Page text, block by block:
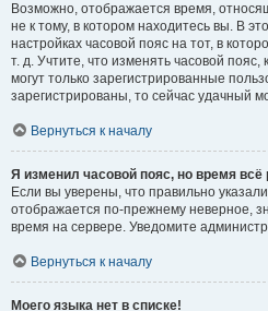
Возможно, отображается время,
не к тому, в котором находитесь вы. В
настройках часовой пояс на тот, в
т. д. Учтите, что изменять часовой пояс,
могут только зарегистрированные
зарегистрированы, то сейчас удачный
Вернуться к началу
Я изменил часовой пояс, но время всё
Если вы уверены, что правильно
отображается по-прежнему неверное,
время на сервере. Уведомите
Вернуться к началу
Моего языка нет в списке!